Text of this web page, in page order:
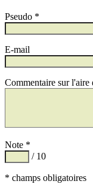
Pseudo *
E-mail
Commentaire sur l'aire
Note *
/ 10
* champs obligatoires